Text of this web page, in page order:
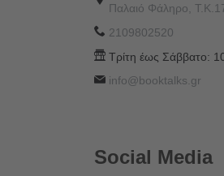
Παλαιό Φάληρο,
2109802520
Τρίτη έως Σάββατο:
info@booktalks.gr
Social Media